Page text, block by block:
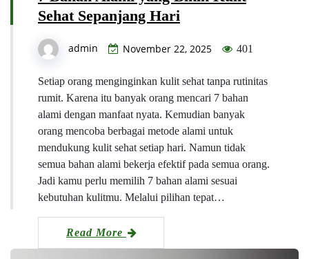
Sehat Sepanjang Hari
admin November 22, 2025 401
Setiap orang menginginkan kulit sehat tanpa rutinitas
rumit. Karena itu banyak orang mencari 7 bahan
alami dengan manfaat nyata. Kemudian banyak
orang mencoba berbagai metode alami untuk
mendukung kulit sehat setiap hari. Namun tidak
semua bahan alami bekerja efektif pada semua orang.
Jadi kamu perlu memilih 7 bahan alami sesuai
kebutuhan kulitmu. Melalui pilihan tepat…
Read More